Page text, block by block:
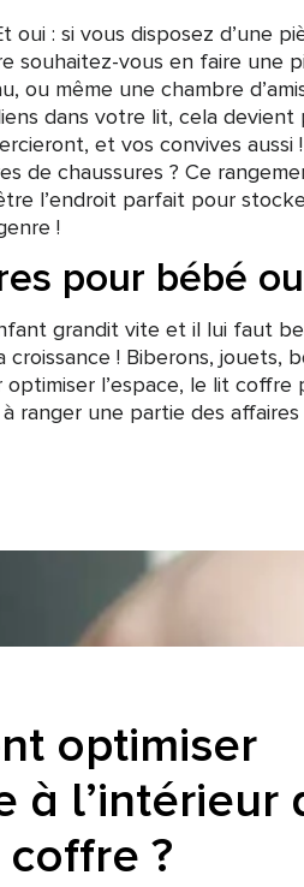
oui : si vous disposez d’une
souhaitez-vous en faire une
ou même une chambre
dans votre lit, cela devient
et vos convives aussi
de chaussures ? Ce
l’endroit parfait pour
!
pour bébé
grandit vite et il lui faut
! Biberons, jouets,
l’espace, le lit
ranger une partie des
optimiser
à l’intérieur
?